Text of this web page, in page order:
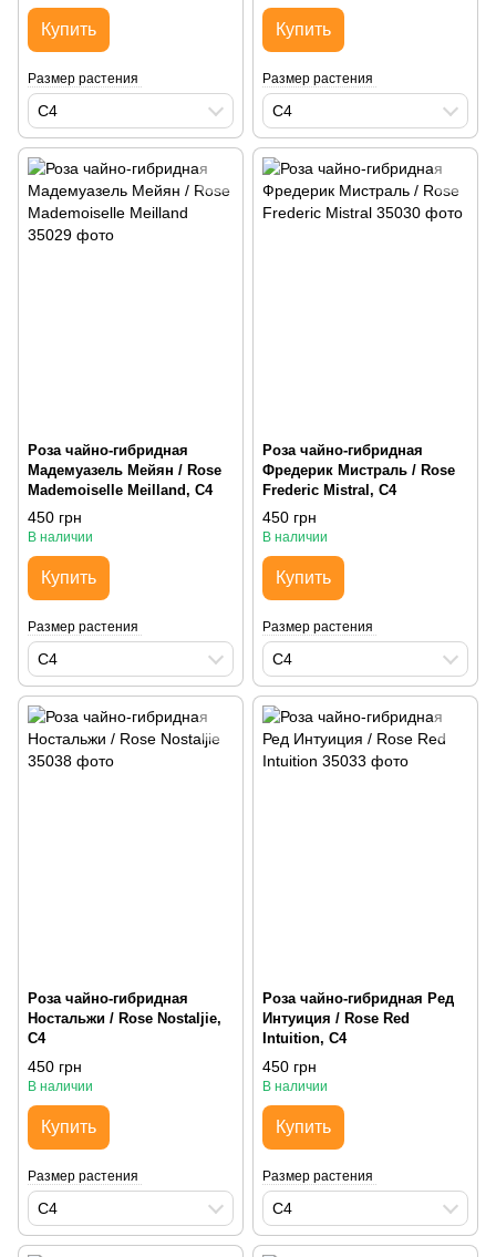
Купить
Размер растения
С4
Купить
Размер растения
С4
Роза чайно-гибридная
Мадемуазель Мейян / Rose
Mademoiselle Meilland, С4
450 грн
В наличии
Купить
Размер растения
С4
Роза чайно-гибридная
Фредерик Мистраль / Rose
Frederic Mistral, С4
450 грн
В наличии
Купить
Размер растения
С4
Роза чайно-гибридная
Ностальжи / Rose Nostaljie,
С4
450 грн
В наличии
Купить
Размер растения
С4
Роза чайно-гибридная Ред
Интуиция / Rose Red
Intuition, С4
450 грн
В наличии
Купить
Размер растения
С4